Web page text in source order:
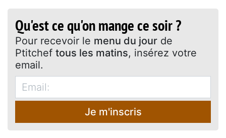
Qu'est ce qu'on mange ce soir ?
Pour recevoir le menu du jour de
Ptitchef tous les matins, insérez votre
email.
Je m'inscris